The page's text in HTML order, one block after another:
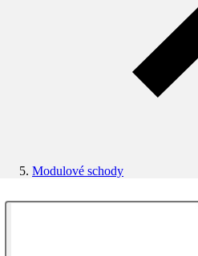
Modulové schody